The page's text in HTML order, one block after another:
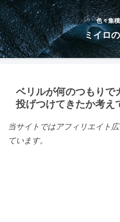
色々集
ミイロ
ベリルが何のつもりで
投げつけてきたか考え
当サイトではアフィリエイト
ています。